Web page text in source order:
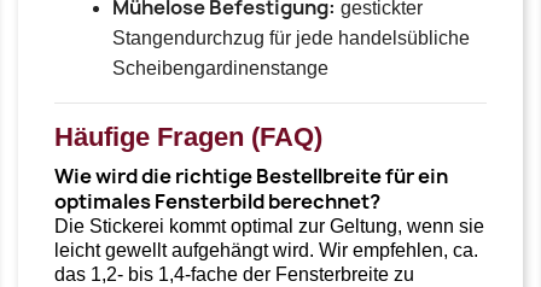
Mühelose Befestigung: gestickter
Stangendurchzug für jede handelsübliche
Scheibengardinenstange
Häufige Fragen (FAQ)
Wie wird die richtige Bestellbreite für ein
optimales Fensterbild berechnet?
Die Stickerei kommt optimal zur Geltung, wenn sie
leicht gewellt aufgehängt wird. Wir empfehlen, ca.
das 1,2- bis 1,4-fache der Fensterbreite zu